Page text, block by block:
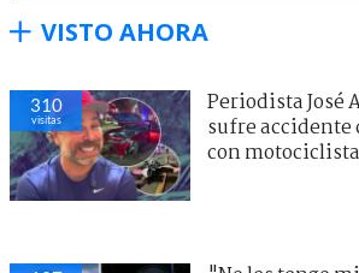
VISTO AHORA
310
visitas
Periodista José
sufre accidente
con motociclista